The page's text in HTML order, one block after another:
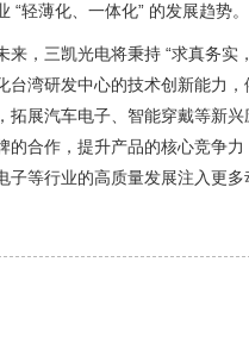
“轻薄化、一体化” 的发展趋势。
来，三凯光电将秉持 “求真务实
台湾研发中心的技术创新能力
拓展汽车电子、智能穿戴等新
的合作，提升产品的核心竞争
子等行业的高质量发展注入更多